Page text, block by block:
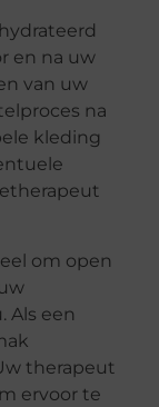
en na uw
van uw
na
kleding
om open
Als een
therapeut
ervoor te